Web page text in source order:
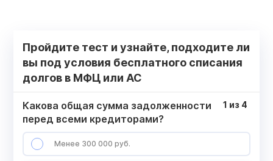
Пройдите тест и узнайте, подходите ли
вы под условия бесплатного списания
долгов в МФЦ или АС
Какова общая сумма задолженности
перед всеми кредиторами?
Менее 300 000 руб.
1 из 4